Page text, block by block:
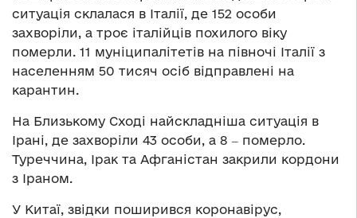
ситуація склалася в Італії, де 152 особи
захворіли, а троє італійців похилого віку
померли. 11 муніципалітетів на півночі Італії з
населенням 50 тисяч осіб відправлені на
карантин.
На Близькому Сході найскладніша ситуація в
Ірані, де захворіли 43 особи, а 8 ‒ померло.
Туреччина, Ірак та Афганістан закрили кордони
з Іраном.
У Китаї, звідки поширився коронавірус,